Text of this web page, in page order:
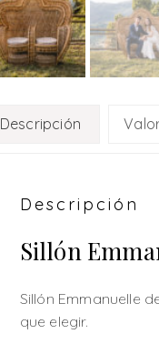
Descripción
Descripción
Sillón
Sillón Emmanuelle
que elegir.